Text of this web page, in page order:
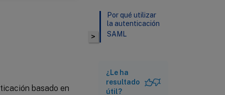
basado en
>
Por qué utilizar
la autenticación
SAML
¿Le ha
resultado
útil?